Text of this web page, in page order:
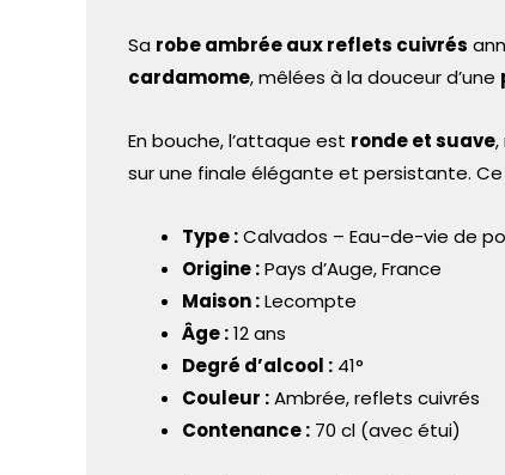
Sa robe ambrée aux reflets cuivrés
cardamome, mêlées à la douceur d’une
En bouche, l’attaque est ronde et suave,
sur une finale élégante et persistante.
Type :Calvados – Eau-de-vie de
Origine :Pays d’Auge, France
Maison :Lecompte
Âge :12 ans
Degré d’alcool : 41°
Couleur :Ambrée, reflets cuivrés
Contenance : 70 cl (avec étui)